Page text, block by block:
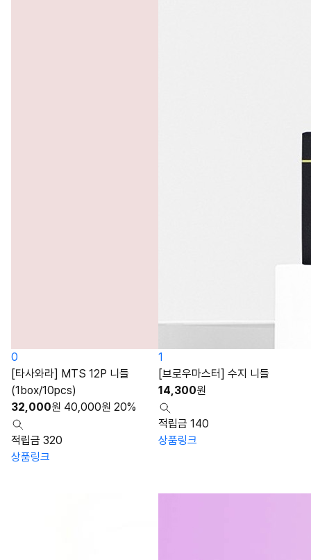
0
[타사와라] MTS 12P 니들
(1box/10pcs)
32,000원 40,000원 20%
적립금 320
상품링크
1
[브로우마스터] 수지 니들
14,300원
적립금 140
상품링크